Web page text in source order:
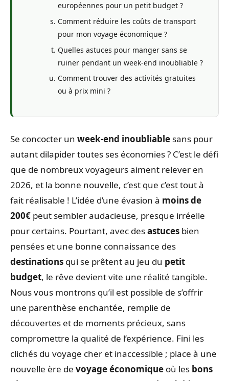
européennes pour un petit budget ?
Comment réduire les coûts de transport
pour mon voyage économique ?
Quelles astuces pour manger sans se
ruiner pendant un week-end inoubliable ?
Comment trouver des activités gratuites
ou à prix mini ?
Se concocter un week-end inoubliable sans pour
autant dilapider toutes ses économies ? C’est le défi
que de nombreux voyageurs aiment relever en
2026, et la bonne nouvelle, c’est que c’est tout à
fait réalisable ! L’idée d’une évasion à moins de
200€ peut sembler audacieuse, presque irréelle
pour certains. Pourtant, avec desastuces bien
pensées et une bonne connaissance des
destinations qui se prêtent au jeu du petit
budget, le rêve devient vite une réalité tangible.
Nous vous montrons qu’il est possible de s’offrir
une parenthèse enchantée, remplie de
découvertes et de moments précieux, sans
compromettre la qualité de l’expérience. Fini les
clichés du voyage cher et inaccessible ; place à une
nouvelle ère de voyage économique où les bons